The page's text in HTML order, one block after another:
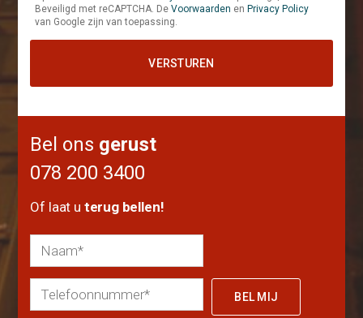
Beveiligd met reCAPTCHA. DeVoorwaarden enPrivacy Policy
van Google zijn van toepassing.
Bel ons gerust
078 200 3400
Of laat u terug bellen!